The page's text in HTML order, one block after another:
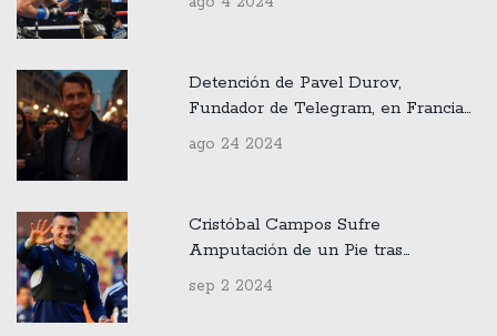
Detención de Pavel Durov,
Fundador de Telegram, en Francia
por Problemas de Censura de
Contenido
ago 24 2024
Cristóbal Campos Sufre
Amputación de un Pie tras
Accidente en Ruta 78: Detalles y
Reacciones
sep 2 2024